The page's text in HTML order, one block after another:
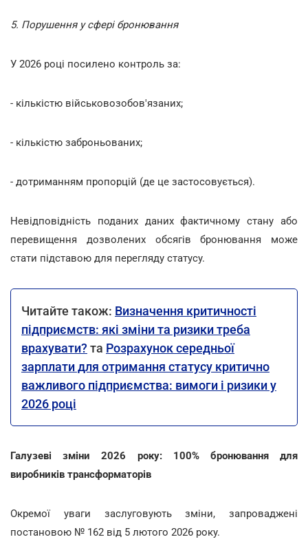
5. Порушення у сфері бронювання
У 2026 році посилено контроль за:
- кількістю військовозобов'язаних;
- кількістю заброньованих;
- дотриманням пропорцій (де це застосовується).
Невідповідність поданих даних фактичному стану або
перевищення дозволених обсягів бронювання може
стати підставою для перегляду статусу.
Читайте також: Визначення критичності
підприємств: які зміни та ризики треба
врахувати? та Розрахунок середньої
зарплати для отримання статусу критично
важливого підприємства: вимоги і ризики у
2026 році
Галузеві зміни 2026 року: 100% бронювання для
виробників трансформаторів
Окремої уваги заслуговують зміни, запроваджені
постановою № 162 від 5 лютого 2026 року.